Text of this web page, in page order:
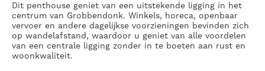
Dit penthouse geniet van een uitstekende ligging in het
centrum van Grobbendonk. Winkels, horeca, openbaar
vervoer en andere dagelijkse voorzieningen bevinden zich
op wandelafstand, waardoor u geniet van alle voordelen
van een centrale ligging zonder in te boeten aan rust en
woonkwaliteit.